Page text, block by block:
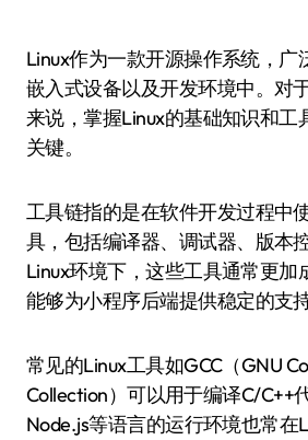
Linux作为一款开源操作系统，广泛应用于服务器、
嵌入式设备以及开发环境中。对
来说，掌握Linux的基础知识和工
关键。
工具链指的是在软件开发过程中
具，包括编译器、调试器、版本
Linux环境下，这些工具通常更加
能够为小程序后端提供稳定的支持
常见的Linux工具如GCC（GNU
Collection）可以用于编译C/C++
Node.js等语言的运行环境也常在